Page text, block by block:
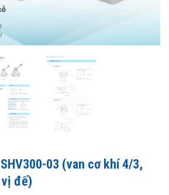
03 (van cơ khí 4/3,
đế)